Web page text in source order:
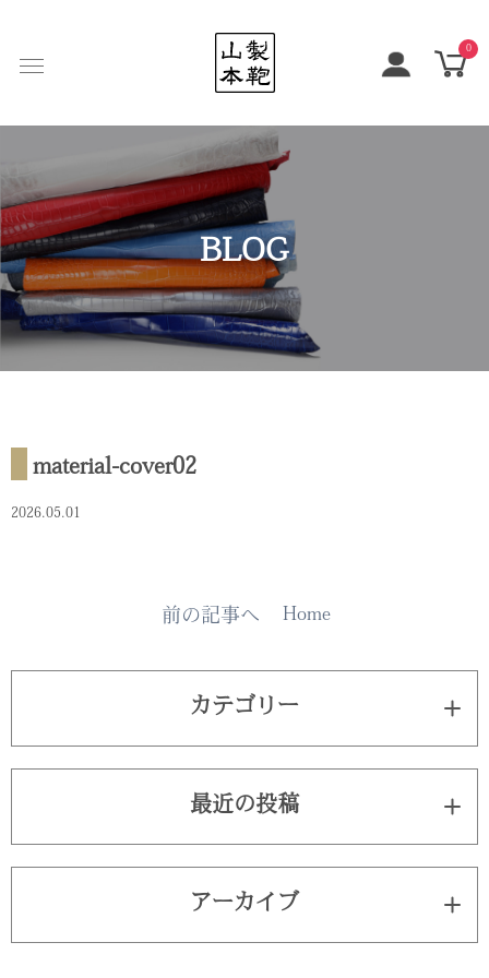
0
BLOG
material-cover02
2026.05.01
前の記事へ Home
カテゴリー
最近の投稿
アーカイブ